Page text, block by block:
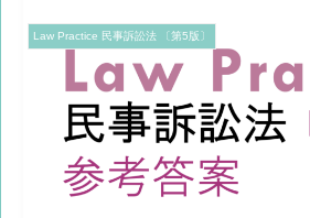
Law Practice 民事訴訟法 〔第5版〕